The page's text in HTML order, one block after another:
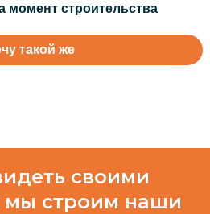
момент строительства
такой же
своими
мы строим наши